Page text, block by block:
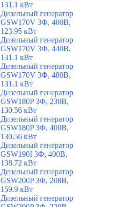
131.1 кВт
Дизельный генератор
GSW170V 3Ф, 400В,
123.95 кВт
Дизельный генератор
GSW170V 3Ф, 440В,
131.1 кВт
Дизельный генератор
GSW170V 3Ф, 480В,
131.1 кВт
Дизельный генератор
GSW180P 3Ф, 230В,
130.56 кВт
Дизельный генератор
GSW180P 3Ф, 400В,
130.56 кВт
Дизельный генератор
GSW190I 3Ф, 400В,
138.72 кВт
Дизельный генератор
GSW200P 3Ф, 208В,
159.9 кВт
Дизельный генератор